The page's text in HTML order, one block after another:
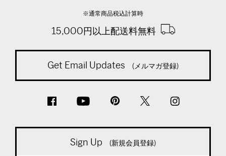
※通常商品税込計算時
15,000円以上配送料無料
Get Email Updates (メルマガ登録)
Sign Up (新規会員登録)